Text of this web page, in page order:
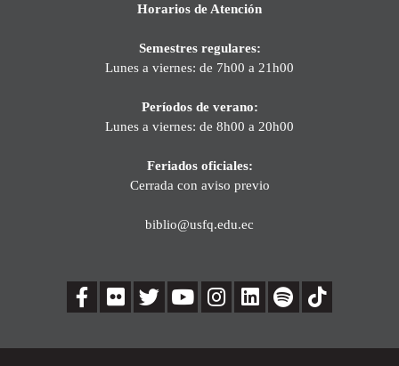
Horarios de Atención
Semestres regulares:
Lunes a viernes: de 7h00 a 21h00
Períodos de verano:
Lunes a viernes: de 8h00 a 20h00
Feriados oficiales:
Cerrada con aviso previo
biblio@usfq.edu.ec